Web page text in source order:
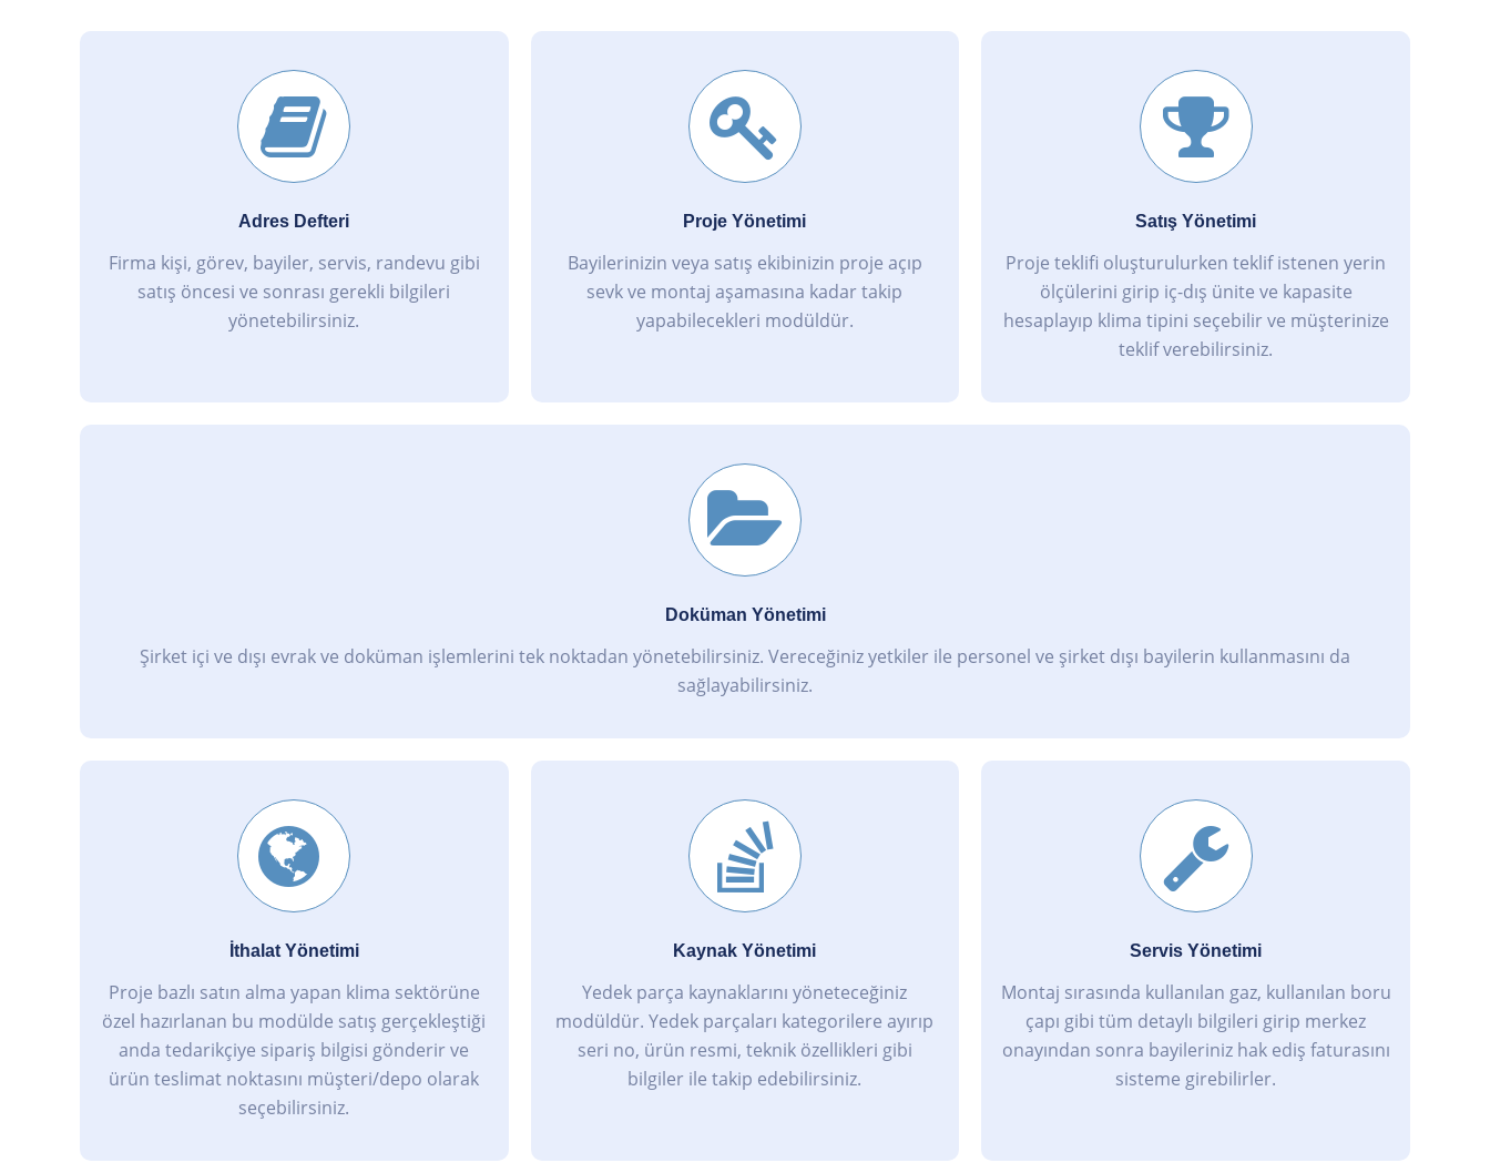
Adres Defteri
Firma kişi, görev, bayiler, servis, randevu gibi
satış öncesi ve sonrası gerekli bilgileri
yönetebilirsiniz.
Proje Yönetimi
Bayilerinizin veya satış ekibinizin proje açıp
sevk ve montaj aşamasına kadar takip
yapabilecekleri modüldür.
Satış Yönetimi
Proje teklifi oluşturulurken teklif istenen yerin
ölçülerini girip iç-dış ünite ve kapasite
hesaplayıp klima tipini seçebilir ve müşterinize
teklif verebilirsiniz.
Doküman Yönetimi
Şirket içi ve dışı evrak ve doküman işlemlerini tek noktadan yönetebilirsiniz. Vereceğiniz yetkiler ile personel ve şirket dışı bayilerin kullanmasını da
sağlayabilirsiniz.
İthalat Yönetimi
Proje bazlı satın alma yapan klima sektörüne
özel hazırlanan bu modülde satış gerçekleştiği
anda tedarikçiye sipariş bilgisi gönderir ve
ürün teslimat noktasını müşteri/depo olarak
seçebilirsiniz.
Kaynak Yönetimi
Yedek parça kaynaklarını yöneteceğiniz
modüldür. Yedek parçaları kategorilere ayırıp
seri no, ürün resmi, teknik özellikleri gibi
bilgiler ile takip edebilirsiniz.
Servis Yönetimi
Montaj sırasında kullanılan gaz, kullanılan boru
çapı gibi tüm detaylı bilgileri girip merkez
onayından sonra bayileriniz hak ediş faturasını
sisteme girebilirler.